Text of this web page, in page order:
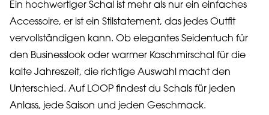
Ein hochwertiger Schal ist mehr als nur ein einfaches
Accessoire, er ist ein Stilstatement, das jedes Outfit
vervollständigen kann. Ob elegantes Seidentuch für
den Businesslook oder warmer Kaschmirschal für die
kalte Jahreszeit, die richtige Auswahl macht den
Unterschied. Auf LOOP findest du Schals für jeden
Anlass, jede Saison und jeden Geschmack.